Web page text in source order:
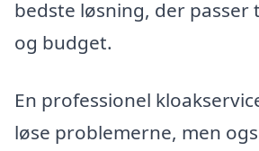
bedste løsning, der passer
og budget.
En professionel
løse problemerne, men